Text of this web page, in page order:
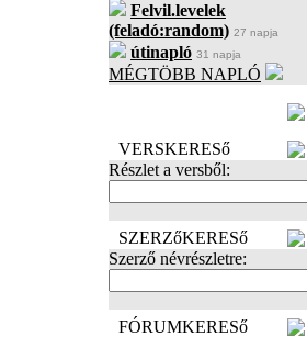
Felvil.levelek
(feladó:random) 27 napja
útinapló 31 napja
MÉGTÖBB NAPLÓ
VERSKERESő
Részlet a versből:
SZERZőKERESő
Szerző névrészletre:
FÓRUMKERESő